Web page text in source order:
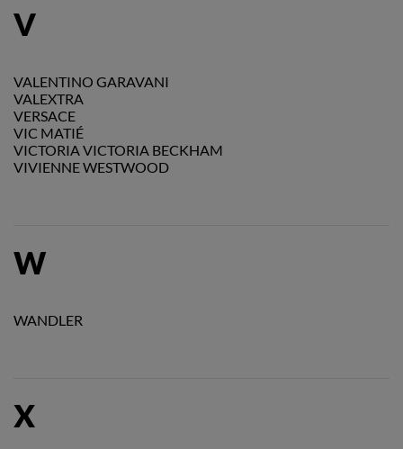
V
VALENTINO GARAVANI
VALEXTRA
VERSACE
VIC MATIÉ
VICTORIA VICTORIA BECKHAM
VIVIENNE WESTWOOD
W
WANDLER
X